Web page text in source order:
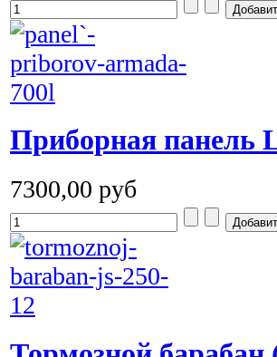
Приборная панель
7300,00 руб